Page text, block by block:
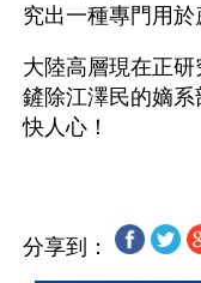
究出一種專門用於
大陸高層現在正
鏟除江澤民的嫡
分享到：